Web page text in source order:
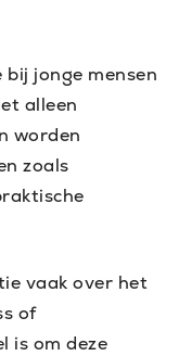
jonge mensen
alleen
worden
zoals
vaak over het
of
is om deze